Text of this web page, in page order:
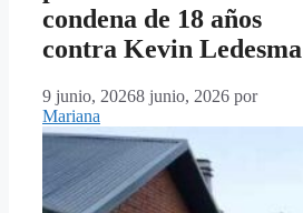
condena de 18 años
contra Kevin Ledesma
9 junio, 20268 junio, 2026 por
Mariana